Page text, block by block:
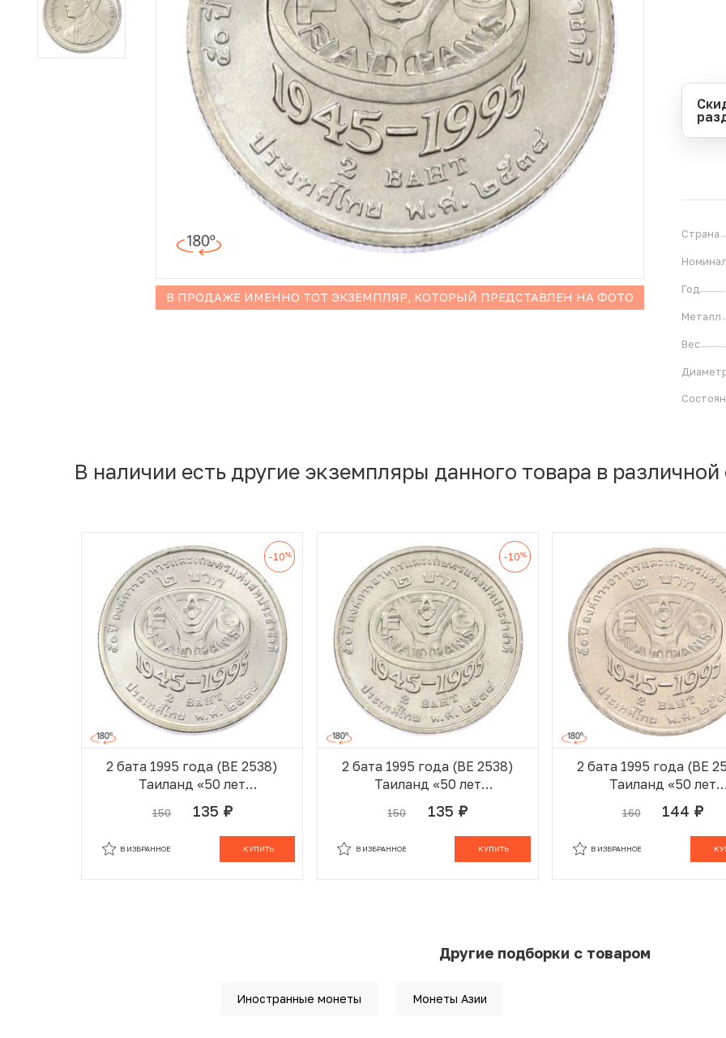
Иностранные монеты
Неофициальные выпуски монет (Unusual)
Античные и средневековые монеты
В ПРОДАЖЕ ИМЕННО ТОТ ЭКЗЕМПЛЯР, КОТОРЫЙ ПРЕДСТАВЛЕН НА ФОТО
Страна
Номинал
Год
Металл
Вес
В наличии есть другие экземпляры данного товара в различной
-10%
2 бата 1995 года (BE 2538)
Таиланд «50 лет
продовольственной
программе — ФАО»
150 135 руб.
КУПИТЬ
В ИЗБРАННОЕ
-10%
2 бата 1995 года (BE 2538)
Таиланд «50 лет
продовольственной
программе — ФАО»
150 135 руб.
КУПИТЬ
В ИЗБРАННОЕ
2 бата 1995 года (BE
Таиланд «50 лет
продовольственной
программе — ФАО»
160 144 руб.
В ИЗБРАННОЕ
Другие подборки с товаром
Иностранные монеты Монеты Азии